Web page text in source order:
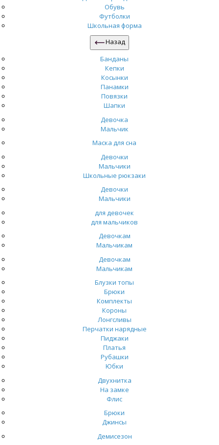
Обувь
Футболки
Школьная форма
Назад
Банданы
Кепки
Косынки
Панамки
Повязки
Шапки
Девочка
Мальчик
Маска для сна
Девочки
Мальчики
Школьные рюкзаки
Девочки
Мальчики
для девочек
для мальчиков
Девочкам
Мальчикам
Девочкам
Мальчикам
Блузки топы
Брюки
Комплекты
Короны
Лонгсливы
Перчатки нарядные
Пиджаки
Платья
Рубашки
Юбки
Двухнитка
На замке
Флис
Брюки
Джинсы
Демисезон